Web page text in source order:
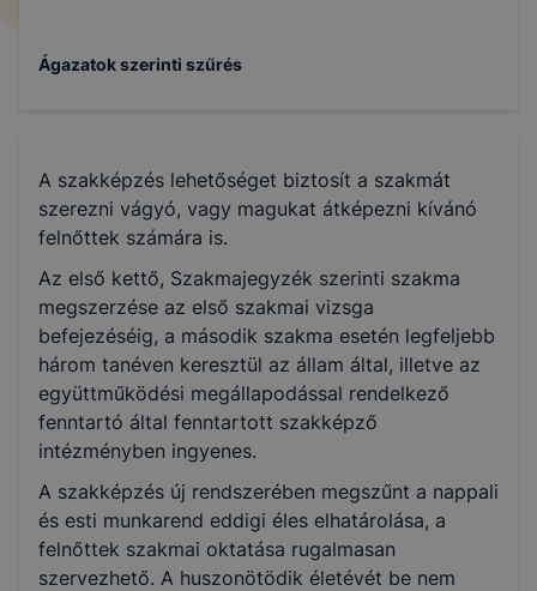
Ágazatok szerinti szűrés
A szakképzés lehetőséget biztosít a szakmát
szerezni vágyó, vagy magukat átképezni kívánó
felnőttek számára is.
Az első kettő, Szakmajegyzék szerinti szakma
megszerzése az első szakmai vizsga
befejezéséig, a második szakma esetén legfeljebb
három tanéven keresztül az állam által, illetve az
együttműködési megállapodással rendelkező
fenntartó által fenntartott szakképző
intézményben ingyenes.
A szakképzés új rendszerében megszűnt a nappali
és esti munkarend eddigi éles elhatárolása, a
felnőttek szakmai oktatása rugalmasan
szervezhető. A huszonötödik életévét be nem